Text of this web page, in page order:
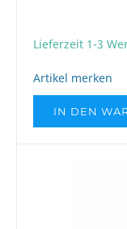
Lieferzeit 1-3
Artikel merken
IN DEN